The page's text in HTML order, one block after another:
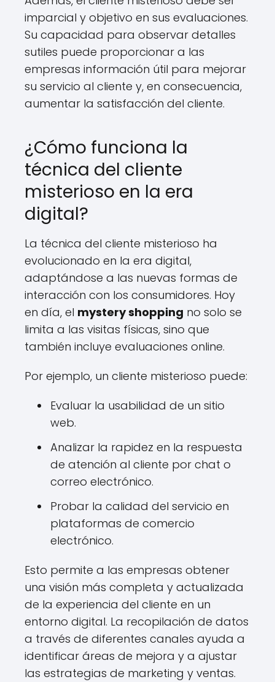
imparcial y objetivo en sus evaluaciones.
Su capacidad para observar detalles
sutiles puede proporcionar a las
empresas información útil para mejorar
su servicio al cliente y, en consecuencia,
aumentar la satisfacción del cliente.
¿Cómo funciona la
técnica del cliente
misterioso en la era
digital?
La técnica del cliente misterioso ha
evolucionado en la era digital,
adaptándose a las nuevas formas de
interacción con los consumidores. Hoy
en día, el mystery shopping no solo se
limita a las visitas físicas, sino que
también incluye evaluaciones online.
Por ejemplo, un cliente misterioso puede:
Evaluar la usabilidad de un sitio
web.
Analizar la rapidez en la respuesta
de atención al cliente por chat o
correo electrónico.
Probar la calidad del servicio en
plataformas de comercio
electrónico.
Esto permite a las empresas obtener
una visión más completa y actualizada
de la experiencia del cliente en un
entorno digital. La recopilación de datos
a través de diferentes canales ayuda a
identificar áreas de mejora y a ajustar
las estrategias de marketing y ventas.